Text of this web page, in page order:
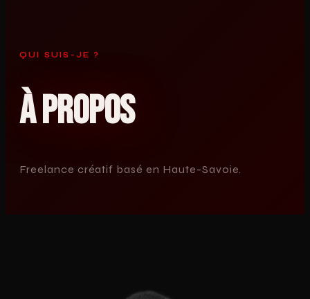
QUI SUIS-JE ?
À Propos
Freelance créatif basé en Haute-Savoie.